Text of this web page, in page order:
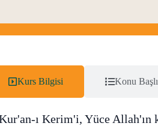
Kurs Bilgisi Konu
ı Kerim'i, Yüce Allah'ın